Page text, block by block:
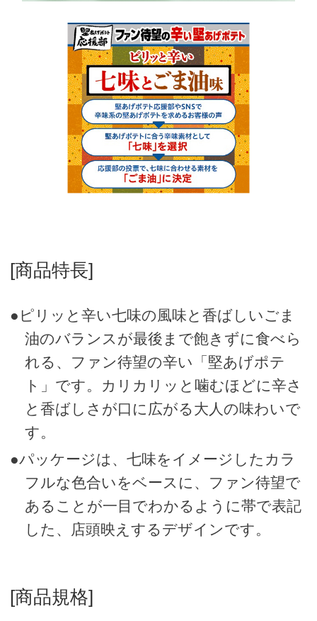
[商品特長]
●ピリッと辛い七味の風味と香ばしいごま
油のバランスが最後まで飽きずに食べら
れる、ファン待望の辛い「堅あげポテ
ト」です。カリカリッと噛むほどに辛さ
と香ばしさが口に広がる大人の味わいで
す。
●パッケージは、七味をイメージしたカラ
フルな色合いをベースに、ファン待望で
あることが一目でわかるように帯で表記
した、店頭映えするデザインです。
[商品規格]